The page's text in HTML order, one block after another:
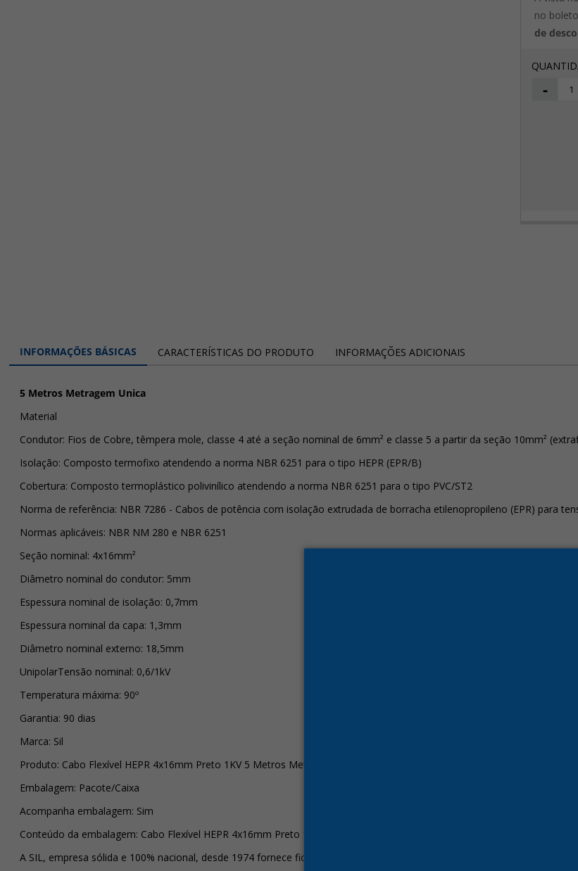
no boleto
de
-
INFORMAÇÕES BÁSICAS CARACTERÍSTICAS DO PRODUTO INFORMAÇÕES ADICIONAIS
5 Metros Metragem Unica
Material
Condutor: Fios de Cobre, têmpera mole, classe 4 até a seção nominal de 6mm² e classe 5 a partir da seção 10mm²
Isolação: Composto termofixo atendendo a norma NBR 6251 para o tipo HEPR (EPR/B)
Cobertura: Composto termoplástico polivinílico atendendo a norma NBR 6251 para o tipo PVC/ST2
Norma de referência: NBR 7286 - Cabos de potência com isolação extrudada de borracha etilenopropileno (EPR) para
Normas aplicáveis: NBR NM 280 e NBR 6251
Seção nominal: 4x16mm²
Diâmetro nominal do condutor: 5mm
Espessura nominal de isolação: 0,7mm
Espessura nominal da capa: 1,3mm
Diâmetro nominal externo: 18,5mm
UnipolarTensão nominal: 0,6/1kV
Temperatura máxima: 90º
Garantia: 90 dias
Marca: Sil
Produto: Cabo Flexível HEPR 4x16mm Preto 1KV 5 Metros Metragem Unica - Sil
Embalagem: Pacote/Caixa
Acompanha embalagem: Sim
Conteúdo da embalagem: Cabo Flexível HEPR 4x16mm Preto 1KV 5 Metros Metragem Unica - Sil
A SIL, empresa sólida e 100% nacional, desde 1974 fornece fios e cabos elétricos seguros e duráveis, com preço